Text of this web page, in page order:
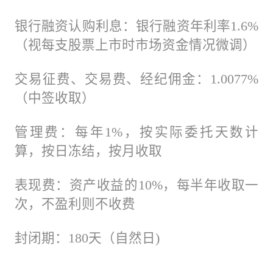
银行融资认购利息：银行融资年利率1.6%
（视每支股票上市时市场资金情况微调）
交易征费、交易费、经纪佣金：1.0077%
（中签收取）
管理费：每年1%，按实际委托天数计
算，按日冻结，按月收取
表现费：资产收益的10%，每半年收取一
次，不盈利则不收费
封闭期：180天（自然日)